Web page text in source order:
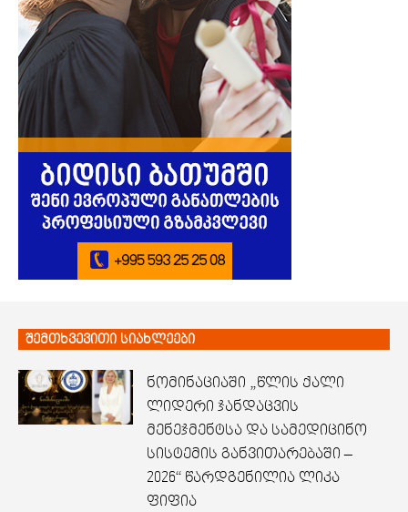
შემთხვევითი სიახლეები
ნომინაციაში „წლის ქალი
ლიდერი ჯანდაცვის
მენეჯმენტსა და სამედიცინო
სისტემის განვითარებაში –
2026“ წარდგენილია ლიკა
ფიფია